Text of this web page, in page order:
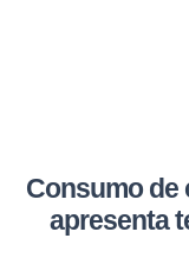
Consumo de
apresenta